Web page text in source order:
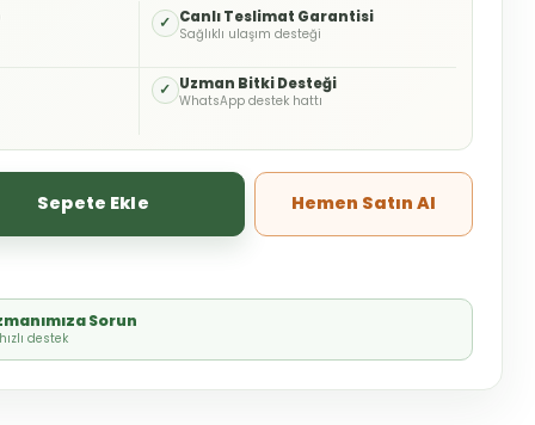
✓ Canlı Teslimat Garantisi
Sağlıklı ulaşım desteği
✓ Uzman Bitki Desteği
WhatsApp destek hattı
Sepete Ekle Hemen Satın Al
Sorun
destek